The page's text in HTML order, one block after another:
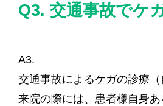
Q3. 交通事故でケ
A3.
交通事故によるケガの診療
来院の際には、患者様自身